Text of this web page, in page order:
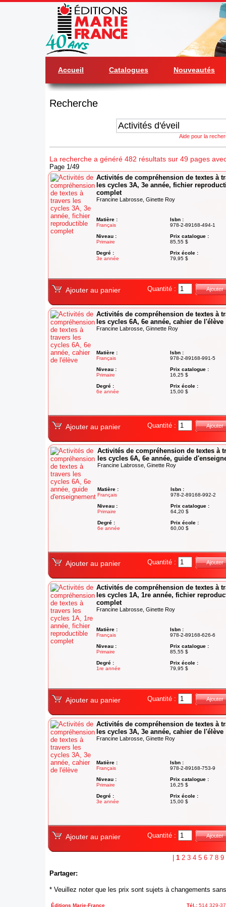
Accueil Catalogues Nouveautés
Recherche
Aide pour la
La recherche a généré 482 résultats sur 49 pages
Page 1/49
Activités de compréhension de textes à
les cycles 3A, 3e année, fichier
complet
Francine Labrosse, Ginette Roy
Matière :
Français
Niveau :
Primaire
Degré :
3e année
Isbn :
978-2-89168-494-1
Prix catalogue :
85,55 $
Prix école :
79,95 $
Ajouter au panier Quantité : Ajouter
Activités de compréhension de textes à
les cycles 6A, 6e année, cahier de l'élève
Francine Labrosse, Ginnette Roy
Matière :
Français
Niveau :
Primaire
Degré :
6e année
Isbn :
978-2-89168-991-5
Prix catalogue :
16,25 $
Prix école :
15,00 $
Ajouter au panier Quantité : Ajouter
Activités de compréhension de textes à
les cycles 6A, 6e année, guide
Francine Labrosse, Ginette Roy
Matière :
Français
Niveau :
Primaire
Degré :
6e année
Isbn :
978-2-89168-992-2
Prix catalogue :
64,20 $
Prix école :
60,00 $
Ajouter au panier Quantité : Ajouter
Activités de compréhension de textes à
les cycles 1A, 1re année, fichier
complet
Francine Labrosse, Ginette Roy
Matière :
Français
Niveau :
Primaire
Degré :
1re année
Isbn :
978-2-89168-626-6
Prix catalogue :
85,55 $
Prix école :
79,95 $
Ajouter au panier Quantité : Ajouter
Activités de compréhension de textes à
les cycles 3A, 3e année, cahier de l'élève
Francine Labrosse, Ginette Roy
Matière :
Français
Niveau :
Primaire
Degré :
3e année
Isbn :
978-2-89168-753-9
Prix catalogue :
16,25 $
Prix école :
15,00 $
Ajouter au panier Quantité : Ajouter
1 2 3 4 5 6 7 8 9
Partager:
* Veuillez noter que les prix sont sujets à changements
Éditions Marie-France Tél.: 514 329-